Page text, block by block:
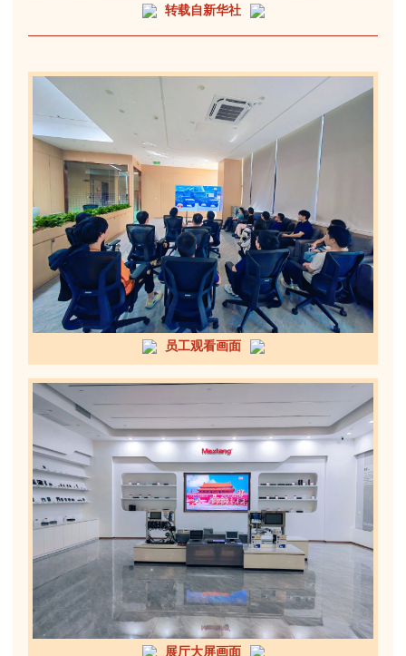
转载自新华社
员工观看画面
展厅大屏画面